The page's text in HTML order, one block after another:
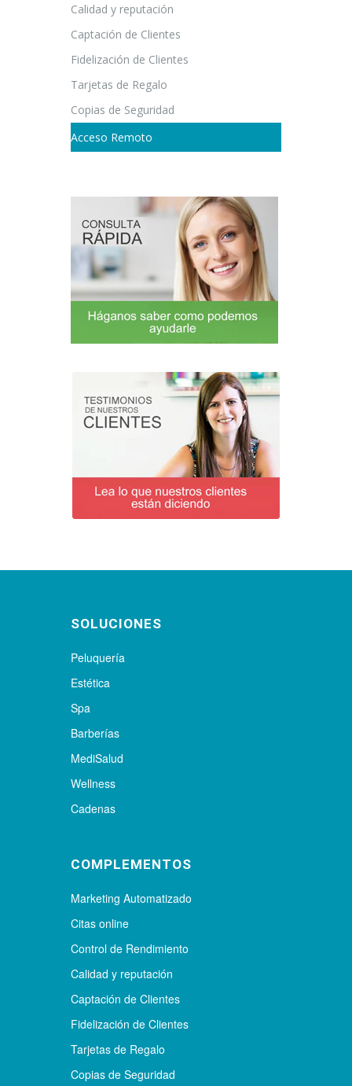
Calidad y reputación
Captación de Clientes
Fidelización de Clientes
Tarjetas de Regalo
Copias de Seguridad
Acceso Remoto
SOLUCIONES
Peluquería
Estética
Spa
Barberías
MediSalud
Wellness
Cadenas
COMPLEMENTOS
Marketing Automatizado
Citas online
Control de Rendimiento
Calidad y reputación
Captación de Clientes
Fidelización de Clientes
Tarjetas de Regalo
Copias de Seguridad